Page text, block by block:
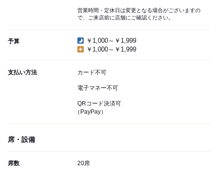
営業時間・定休日は変更となる場合がございますの
で、ご来店前に店舗にご確認ください。
予算
￥1,000～￥1,999
￥1,000～￥1,999
支払い方法 カード不可
電子マネー不可
QRコード決済可
（PayPay）
席・設備
席数 20席